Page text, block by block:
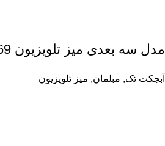
مدل سه بعدی میز تلویزیون 0069
آبجکت تک, مبلمان, میز تلویزیون